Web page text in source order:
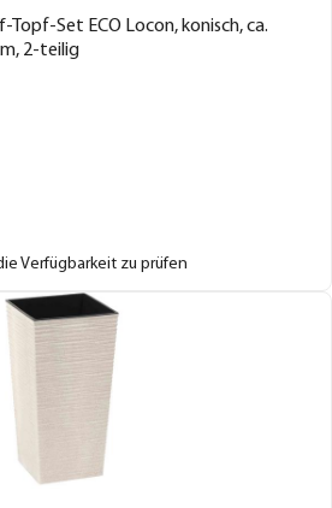
Set ECO Locon, konisch, ca.
2-teilig
Verfügbarkeit zu prüfen